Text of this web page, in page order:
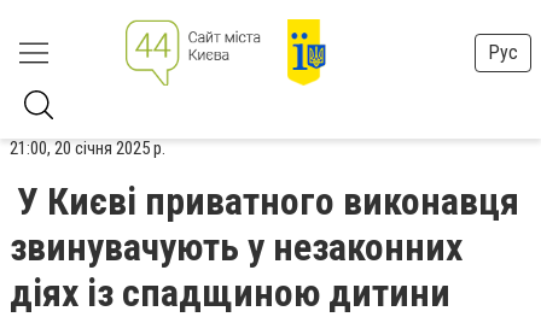
Рус
21:00, 20 січня 2025 р.
У Києві приватного виконавця
звинувачують у незаконних
діях із спадщиною дитини